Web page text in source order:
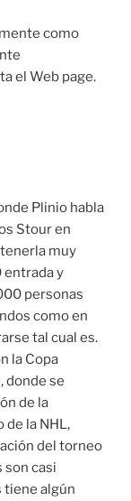
como
el Web page.
Plinio habla
Stour en
muy
entrada y
personas
como en
tal cual es.
la Copa
donde se
de la
de la NHL,
del torneo
son casi
tiene algún